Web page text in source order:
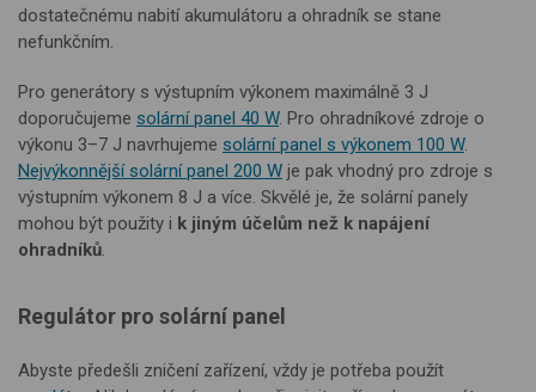
dostatečnému nabití akumulátoru a ohradník se stane
nefunkčním.
Pro generátory s výstupním výkonem maximálně 3 J
doporučujeme solární panel 40 W. Pro ohradníkové zdroje o
výkonu 3–7 J navrhujeme solární panel s výkonem 100 W.
Nejvýkonnější solární panel 200 W je pak vhodný pro zdroje s
výstupním výkonem 8 J a více. Skvělé je, že solární panely
mohou být použity i k jiným účelům než k napájení
ohradníků.
Regulátor pro solární panel
Abyste předešli zničení zařízení, vždy je potřeba použít